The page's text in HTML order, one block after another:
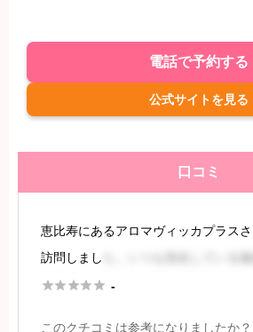
電話で予約する
公式サイトを見る
口コミ
恵比寿にあるアロマヴィッカプラス
訪問しまし
満員だったため、今回は新人の堀井さ
 -
このクチコミは参考になりましたか？